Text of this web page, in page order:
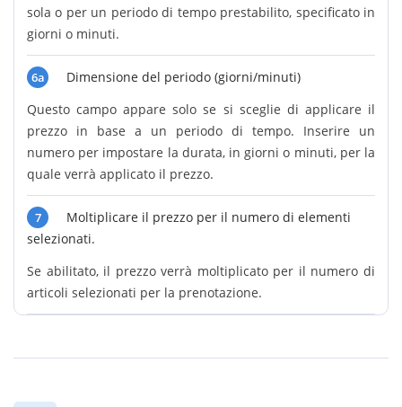
sola o per un periodo di tempo prestabilito, specificato in
giorni o minuti.
6a
Dimensione del periodo (giorni/minuti)
Questo campo appare solo se si sceglie di applicare il
prezzo in base a un periodo di tempo. Inserire un
numero per impostare la durata, in giorni o minuti, per la
quale verrà applicato il prezzo.
7
Moltiplicare il prezzo per il numero di elementi
selezionati.
Se abilitato, il prezzo verrà moltiplicato per il numero di
articoli selezionati per la prenotazione.